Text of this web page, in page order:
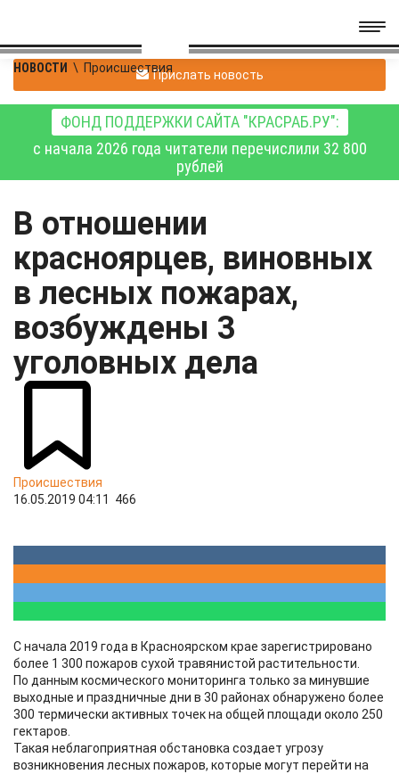
НОВОСТИ \ ПроисшествияПрислать новость
ФОНД ПОДДЕРЖКИ САЙТА "КРАСРАБ.РУ":
с начала 2026 года читатели перечислили 32 800
рублей
В отношении
красноярцев, виновных
в лесных пожарах,
возбуждены 3
уголовных дела
Происшествия
16.05.2019 04:11
466
С начала 2019 года в Красноярском крае зарегистрировано
более 1 300 пожаров сухой травянистой растительности.
По данным космического мониторинга только за минувшие
выходные и праздничные дни в 30 районах обнаружено более
300 термически активных точек на общей площади около 250
гектаров.
Такая неблагоприятная обстановка создает угрозу
возникновения лесных пожаров, которые могут перейти на